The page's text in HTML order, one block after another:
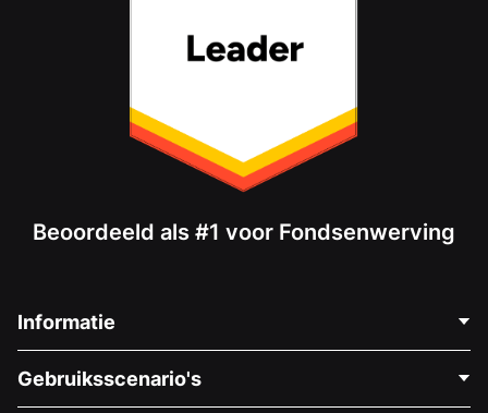
Beoordeeld als #1 voor Fondsenwerving
Informatie
Over Ons
Gebruiksscenario's